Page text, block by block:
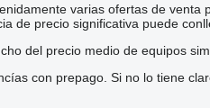
varias ofertas de
de precio significativa puede
del precio medio de equipos
con prepago. Si no lo tiene